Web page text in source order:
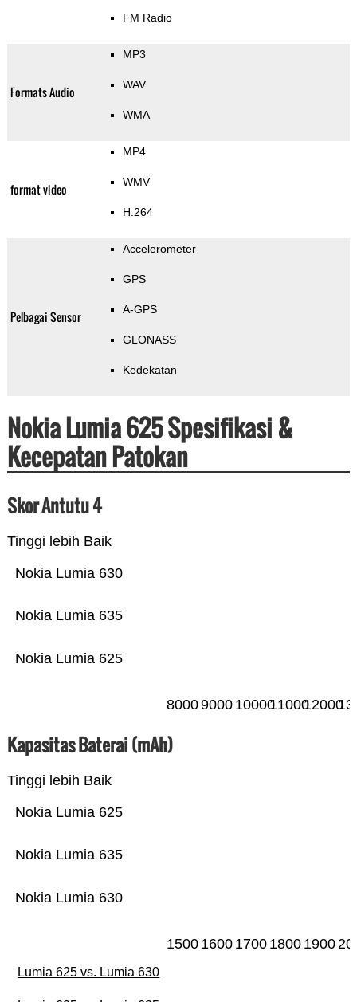
FM Radio
Formats Audio
MP3
WAV
WMA
format video
MP4
WMV
H.264
Pelbagai Sensor
Accelerometer
GPS
A-GPS
GLONASS
Kedekatan
Nokia Lumia 625 Spesifikasi &
Kecepatan Patokan
Skor Antutu 4
Tinggi lebih Baik
Nokia Lumia 625
Nokia Lumia 635
Nokia Lumia 630
80009000 100001100012000
Kapasitas Baterai (mAh)
Tinggi lebih Baik
Nokia Lumia 630
Nokia Lumia 635
Nokia Lumia 625
1500 1600 1700 1800 1900
Lumia 625 vs. Lumia 630